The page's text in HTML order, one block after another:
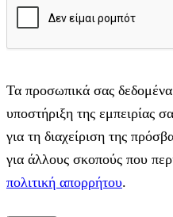
Τα προσωπικά σας
υποστήριξη της εμπειρίας
για τη διαχείριση της
για άλλους σκοπούς που
πολιτική απορρήτου.